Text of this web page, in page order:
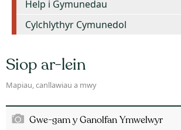
Help i Gymunedau
Cylchlythyr Cymunedol
Siop ar-lein
Mapiau, canllawiau a mwy
Gwe-gam y Ganolfan Ymwelwyr